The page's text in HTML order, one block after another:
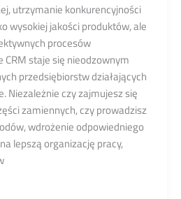
utrzymanie konkurencyjności
wysokiej jakości produktów, ale
procesów
CRM staje się nieodzownym
przedsiębiorstw działających
Niezależnie czy zajmujesz się
zamiennych, czy prowadzisz
wdrożenie odpowiedniego
lepszą organizację pracy,